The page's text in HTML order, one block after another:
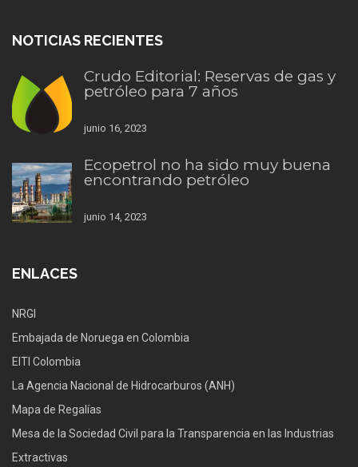
NOTICIAS RECIENTES
Crudo Editorial: Reservas de gas y
petróleo para 7 años
junio 16, 2023
Ecopetrol no ha sido muy buena
encontrando petróleo
junio 14, 2023
ENLACES
NRGI
Embajada de Noruega en Colombia
EITI Colombia
La Agencia Nacional de Hidrocarburos (ANH)
Mapa de Regalías
Mesa de la Sociedad Civil para la Transparencia en las Industrias
Extractivas